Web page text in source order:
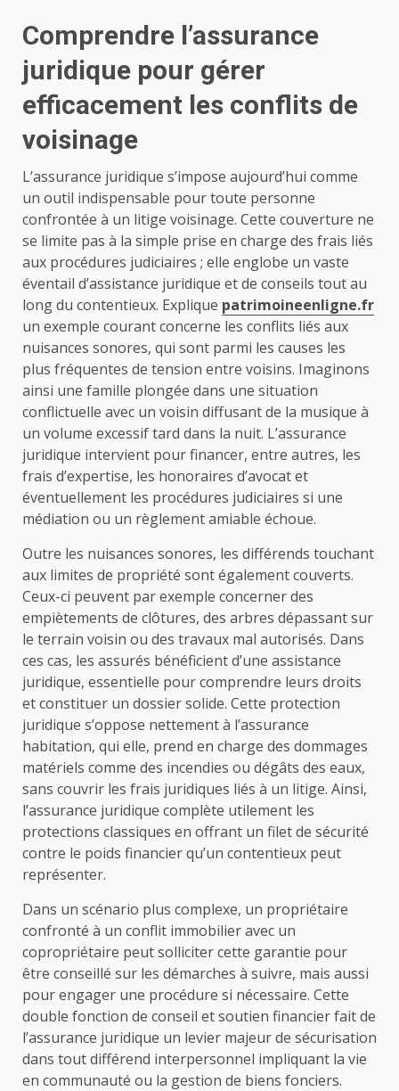
Comprendre l’assurance
juridique pour gérer
efficacement les conflits de
voisinage
L’assurance juridique s’impose aujourd’hui comme
un outil indispensable pour toute personne
confrontée à un litige voisinage. Cette couverture ne
se limite pas à la simple prise en charge des frais liés
aux procédures judiciaires ; elle englobe un vaste
éventail d’assistance juridique et de conseils tout au
long du contentieux. Explique patrimoineenligne.fr
un exemple courant concerne les conflits liés aux
nuisances sonores, qui sont parmi les causes les
plus fréquentes de tension entre voisins. Imaginons
ainsi une famille plongée dans une situation
conflictuelle avec un voisin diffusant de la musique à
un volume excessif tard dans la nuit. L’assurance
juridique intervient pour financer, entre autres, les
frais d’expertise, les honoraires d’avocat et
éventuellement les procédures judiciaires si une
médiation ou un règlement amiable échoue.
Outre les nuisances sonores, les différends touchant
aux limites de propriété sont également couverts.
Ceux-ci peuvent par exemple concerner des
empiètements de clôtures, des arbres dépassant sur
le terrain voisin ou des travaux mal autorisés. Dans
ces cas, les assurés bénéficient d’une assistance
juridique, essentielle pour comprendre leurs droits
et constituer un dossier solide. Cette protection
juridique s’oppose nettement à l’assurance
habitation, qui elle, prend en charge des dommages
matériels comme des incendies ou dégâts des eaux,
sans couvrir les frais juridiques liés à un litige. Ainsi,
l’assurance juridique complète utilement les
protections classiques en offrant un filet de sécurité
contre le poids financier qu’un contentieux peut
représenter.
Dans un scénario plus complexe, un propriétaire
confronté à un conflit immobilier avec un
copropriétaire peut solliciter cette garantie pour
être conseillé sur les démarches à suivre, mais aussi
pour engager une procédure si nécessaire. Cette
double fonction de conseil et soutien financier fait de
l’assurance juridique un levier majeur de sécurisation
dans tout différend interpersonnel impliquant la vie
en communauté ou la gestion de biens fonciers.